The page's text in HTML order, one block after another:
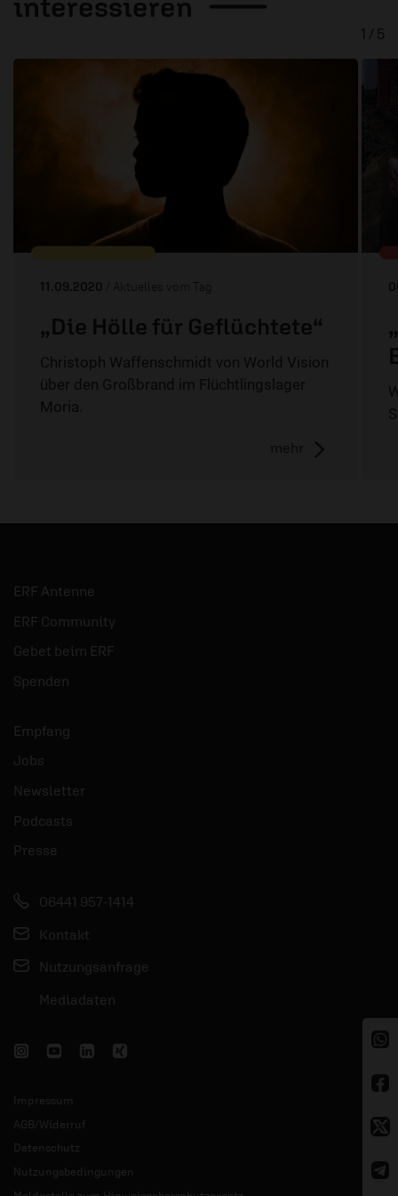
11.09.2020 / Aktuelles vom Tag
„Die Hölle für Geflüchtete“
Christoph Waffenschmidt von World Vision
über den Großbrand im Flüchtlingslager
Moria.
mehr
1 / 5
ERF Antenne
ERF Community
Gebet beim ERF
Spenden
Empfang
Jobs
Newsletter
Podcasts
Presse
06441 957-1414
Kontakt
Nutzungsanfrage
Mediadaten
Impressum
AGB/Widerruf
Datenschutz
Nutzungsbedingungen